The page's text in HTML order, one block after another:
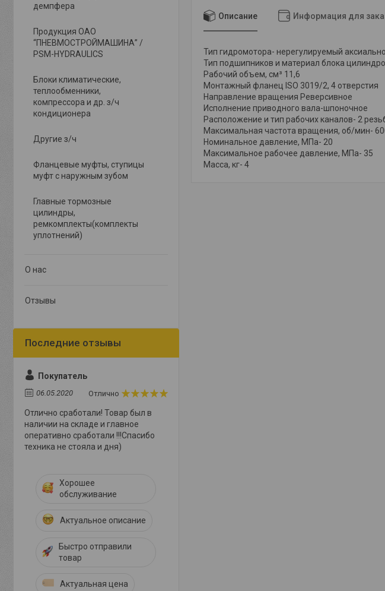
Описание Информация для
Тип гидромотора- нерегулируемый
Тип подшипников и материал блока
Рабочий объем, см³ 11,6
Монтажный фланец ISO 3019/2, 4 отверстия
Направление вращения Реверсивное
Исполнение приводного вала-шпоночное
Расположение и тип рабочих каналов- 2
Максимальная частота вращения, об/мин-
Номинальное давление, МПа- 20
Максимальное рабочее давление, МПа- 35
Масса, кг- 4
демпфера
Продукция ОАО
“ПНЕВМОСТРОЙМАШИНА” /
PSM-HYDRAULICS
Блоки климатические,
теплообменники,
компрессора и др. з/ч
кондиционера
Другие з/ч
Фланцевые муфты, ступицы
муфт с наружным зубом
Главные тормозные
цилиндры,
ремкомплекты(комплекты
уплотнений)
О нас
Отзывы
Покупатель
06.05.2020 Отлично
Отлично сработали! Товар был в
наличии на складе и главное
оперативно сработали !!!Спасибо
техника не стояла и дня)
Хорошее
обслуживание
Актуальное описание
Быстро отправили
товар
Актуальная цена